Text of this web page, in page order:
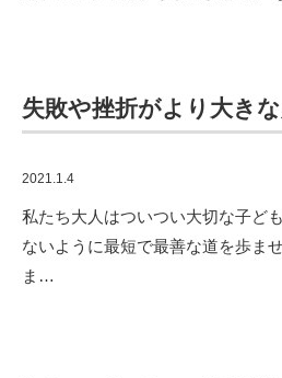
失敗や挫折がより大き
2021.1.4
私たち大人はついつい大切な子ど
ないように最短で最善な道を歩ま
ま…